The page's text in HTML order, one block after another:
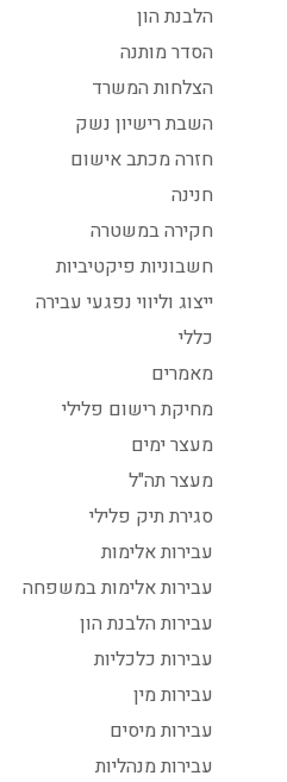
הלבנת הון
הסדר מותנה
הצלחות המשרד
השבת רישיון נשק
חזרה מכתב אישום
חנינה
חקירה במשטרה
חשבוניות פיקטיביות
ייצוג וליווי נפגעי עבירה
כללי
מאמרים
מחיקת רישום פלילי
מעצר ימים
מעצר תה"ל
סגירת תיק פלילי
עבירות אלימות
עבירות אלימות במשפחה
עבירות הלבנת הון
עבירות כלכליות
עבירות מין
עבירות מיסים
עבירות מנהליות